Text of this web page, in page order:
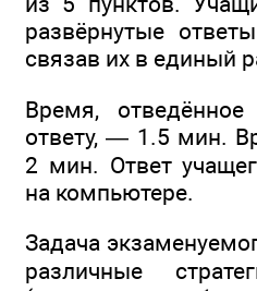
развёрнутые
связав их в единый
Время,
ответу, — 1.5 мин.
2 мин. Ответ
на компьютере.
Задача
различные